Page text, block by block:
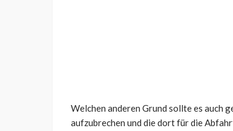
Welchen anderen Grund sollte es auch
aufzubrechen und die dort für die